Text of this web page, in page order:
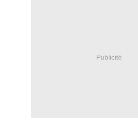
Publicité